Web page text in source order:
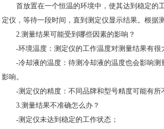
首放置在一个恒温的环境中，使其达到稳定的工
定仪，等待一段时间，直到测定仪显示结果。根据
2.测量结果可能受到哪些因素的影响？
-环境温度：测定仪的工作温度对测量结果有很
-冷却液的温度：待测冷却液的温度也会影响测
影响。
-测定仪的精度：不同品牌和型号精度可能有所
3.测量结果不准确怎么办？
-测定仪未达到稳定的工作状态；